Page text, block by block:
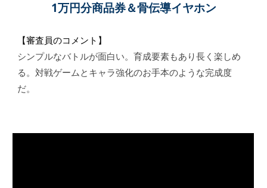
1万円分商品券＆骨伝導イヤホン
【審査員のコメント】
シンプルなバトルが面白い。育成要素もあり長く楽しめ
る。対戦ゲームとキャラ強化のお手本のような完成度
だ。